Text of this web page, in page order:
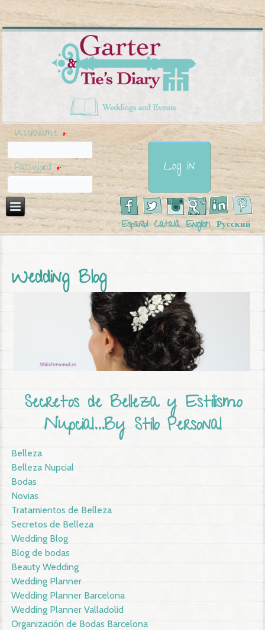
Username *
Password *
Español Català English Русский
Wedding Blog
Secretos de Belleza y Estilismo
Nupcial...By Stilo Personal
Belleza
Belleza Nupcial
Bodas
Novias
Tratamientos de Belleza
Secretos de Belleza
Wedding Blog
Blog de bodas
Beauty Wedding
Wedding Planner
Wedding Planner Barcelona
Wedding Planner Valladolid
Organización de Bodas Barcelona